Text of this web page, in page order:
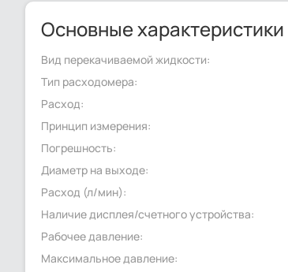
Основные характеристики
Вид перекачиваемой жидкости:
Тип расходомера:
Расход:
Принцип измерения:
Погрешность:
Диаметр на выходе:
Расход (л/мин):
Наличие дисплея/счетного устройства:
Рабочее давление:
Максимальное давление: